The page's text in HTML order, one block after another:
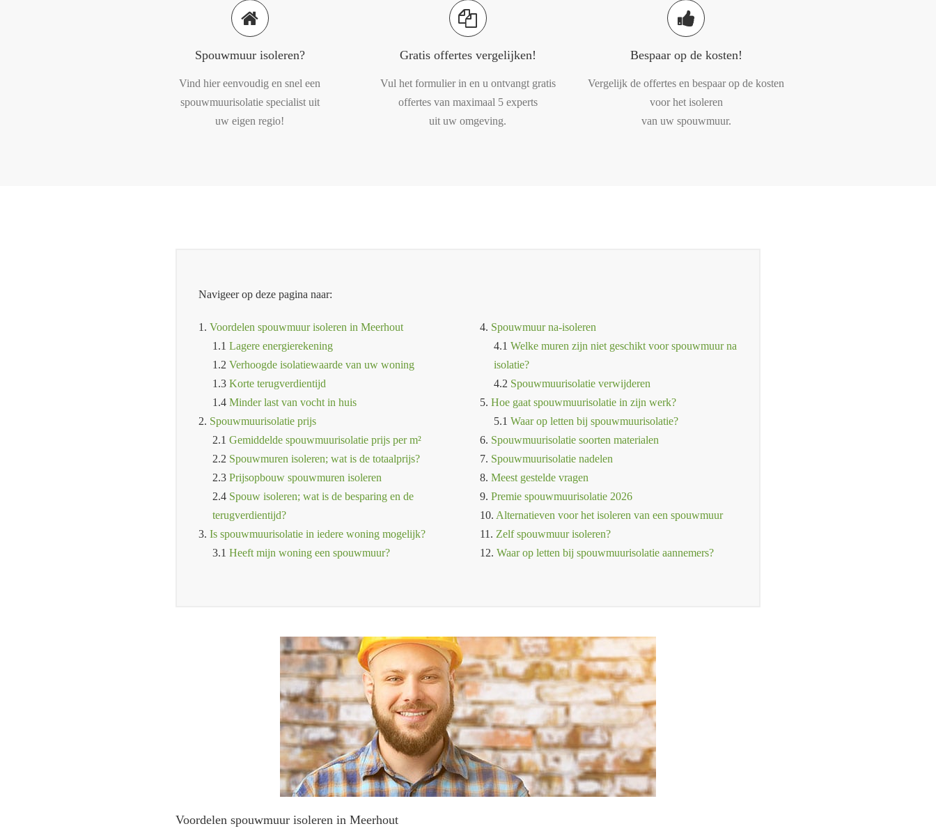
Spouwmuur isoleren?
Vind hier eenvoudig en snel een
spouwmuurisolatie specialist uit
uw eigen regio!
Gratis offertes vergelijken!
Vul het formulier in en u ontvangt gratis
offertes van maximaal 5 experts
uit uw omgeving.
Bespaar op de kosten!
Vergelijk de offertes en bespaar op de kosten
voor het isoleren
van uw spouwmuur.
Navigeer op deze pagina naar:
1. Voordelen spouwmuur isoleren in Meerhout
1.1 Lagere energierekening
1.2 Verhoogde isolatiewaarde van uw woning
1.3 Korte terugverdientijd
1.4 Minder last van vocht in huis
2. Spouwmuurisolatie prijs
2.1 Gemiddelde spouwmuurisolatie prijs per m²
2.2 Spouwmuren isoleren; wat is de totaalprijs?
2.3 Prijsopbouw spouwmuren isoleren
2.4 Spouw isoleren; wat is de besparing en de
terugverdientijd?
3. Is spouwmuurisolatie in iedere woning mogelijk?
3.1 Heeft mijn woning een spouwmuur?
4. Spouwmuur na-isoleren
4.1Welke muren zijn niet geschikt voor spouwmuur na
isolatie?
4.2 Spouwmuurisolatie verwijderen
5.Hoe gaat spouwmuurisolatie in zijn werk?
5.1Waar op letten bij spouwmuurisolatie?
6. Spouwmuurisolatie soorten materialen
7. Spouwmuurisolatie nadelen
8.Meest gestelde vragen
9.Premie spouwmuurisolatie 2026
10.Alternatieven voor het isoleren van een spouwmuur
11.Zelf spouwmuur isoleren?
12.Waar op letten bij spouwmuurisolatie aannemers?
Voordelen spouwmuur isoleren in Meerhout